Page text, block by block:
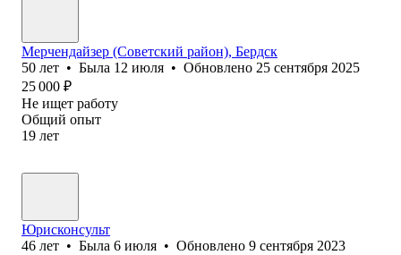
Мерчендайзер (Советский район), Бердск
50 лет • Была 12 июля • Обновлено 25 сентября 2025
25 000 ₽
Не ищет работу
Общий опыт
19 лет
Юрисконсульт
46 лет • Была 6 июля • Обновлено 9 сентября 2023